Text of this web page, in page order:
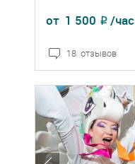
от 1 500 ₽ /час
18 отзывов